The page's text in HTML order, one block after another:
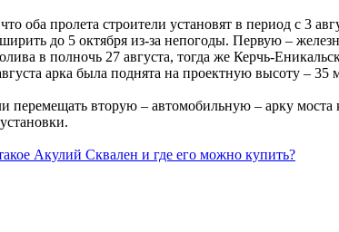
оба пролета строители установят в период с 3
до 5 октября из-за непогоды. Первую –
в полночь 27 августа, тогда же Керчь-
арка была поднята на проектную высоту – 35
перемещать вторую – автомобильную – арку
Акулий Сквален и где его можно купить?